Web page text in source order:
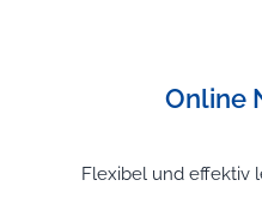
Online
Flexibel und effektiv